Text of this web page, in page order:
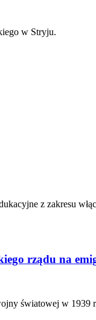
w Stryju.
z zakresu
rządu na
światowej w 1939